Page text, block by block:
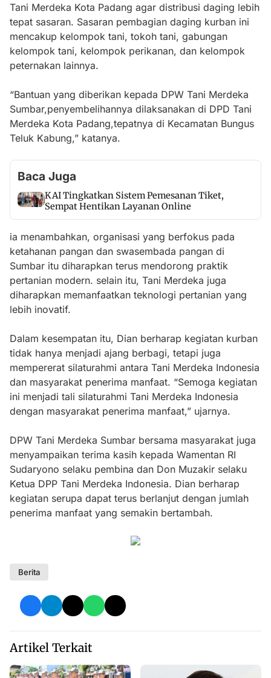
Tani Merdeka Kota Padang agar distribusi daging lebih
tepat sasaran. Sasaran pembagian daging kurban ini
mencakup kelompok tani, tokoh tani, gabungan
kelompok tani, kelompok perikanan, dan kelompok
peternakan lainnya.
“Bantuan yang diberikan kepada DPW Tani Merdeka
Sumbar,penyembelihannya dilaksanakan di DPD Tani
Merdeka Kota Padang,tepatnya di Kecamatan Bungus
Teluk Kabung,” katanya.
Baca Juga
KAI Tingkatkan Sistem Pemesanan Tiket,
Sempat Hentikan Layanan Online
ia menambahkan, organisasi yang berfokus pada
ketahanan pangan dan swasembada pangan di
Sumbar itu diharapkan terus mendorong praktik
pertanian modern. selain itu, Tani Merdeka juga
diharapkan memanfaatkan teknologi pertanian yang
lebih inovatif.
Dalam kesempatan itu, Dian berharap kegiatan kurban
tidak hanya menjadi ajang berbagi, tetapi juga
mempererat silaturahmi antara Tani Merdeka Indonesia
dan masyarakat penerima manfaat. “Semoga kegiatan
ini menjadi tali silaturahmi Tani Merdeka Indonesia
dengan masyarakat penerima manfaat,” ujarnya.
DPW Tani Merdeka Sumbar bersama masyarakat juga
menyampaikan terima kasih kepada Wamentan RI
Sudaryono selaku pembina dan Don Muzakir selaku
Ketua DPP Tani Merdeka Indonesia. Dian berharap
kegiatan serupa dapat terus berlanjut dengan jumlah
penerima manfaat yang semakin bertambah.
Berita
Artikel Terkait